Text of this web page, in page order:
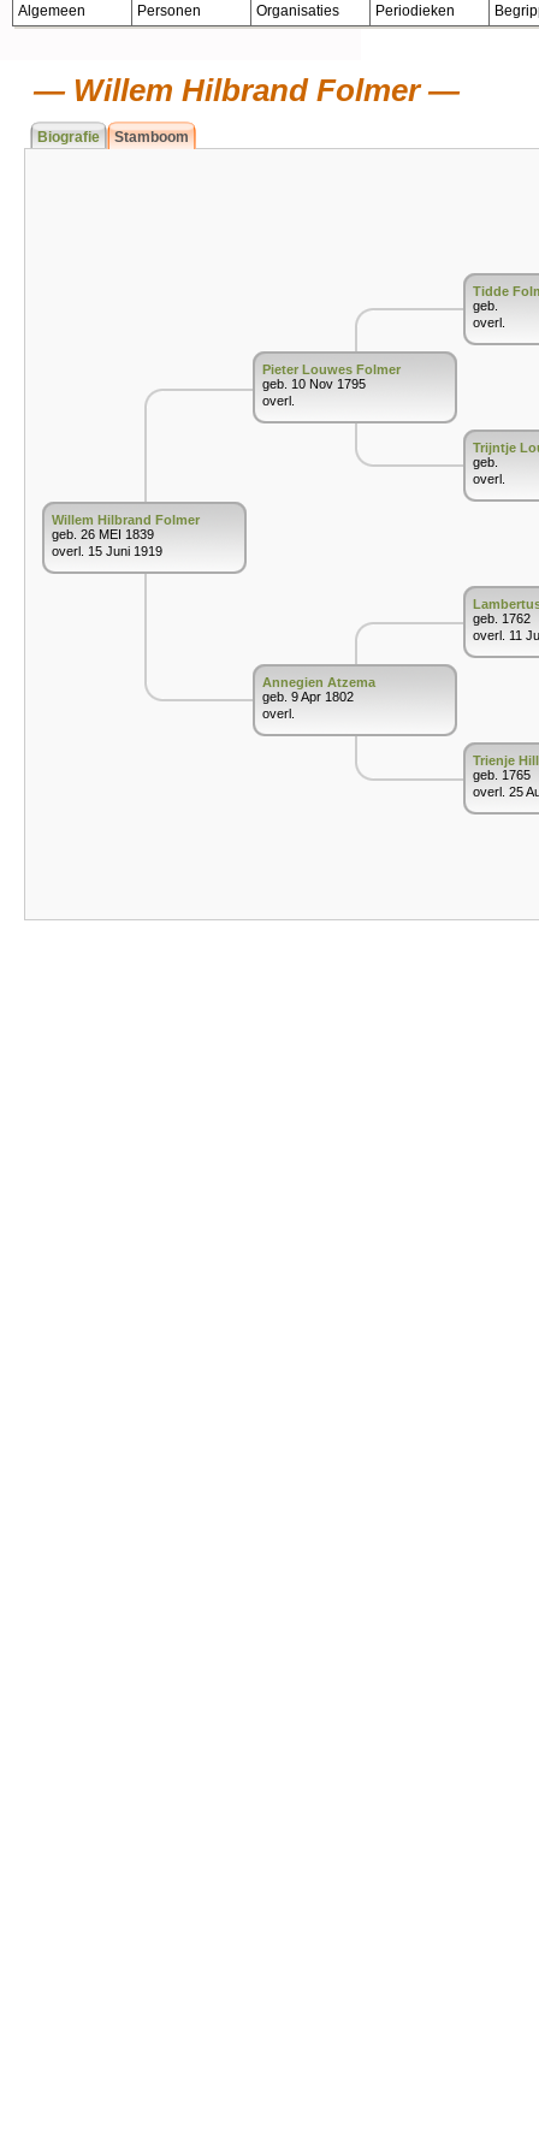
Algemeen Personen Organisaties Periodieken
Willem Hilbrand Folmer
Biografie Stamboom
Willem Hilbrand Folmer
geb. 26 MEI 1839
overl. 15 Juni 1919
Pieter Louwes Folmer
geb. 10 Nov 1795
overl.
Annegien Atzema
geb. 9 Apr 1802
overl.
Tidde
geb.
overl.
Trijntje
geb.
overl.
geb. 1762
overl. 11
Trienje
geb. 1765
overl. 25